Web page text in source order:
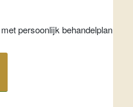
persoonlijk behandelplan